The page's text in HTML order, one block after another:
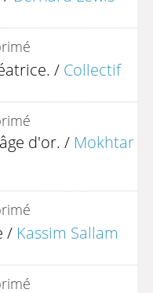
/ Collectif
d'or. / Mokhtar
/ Kassim Sallam